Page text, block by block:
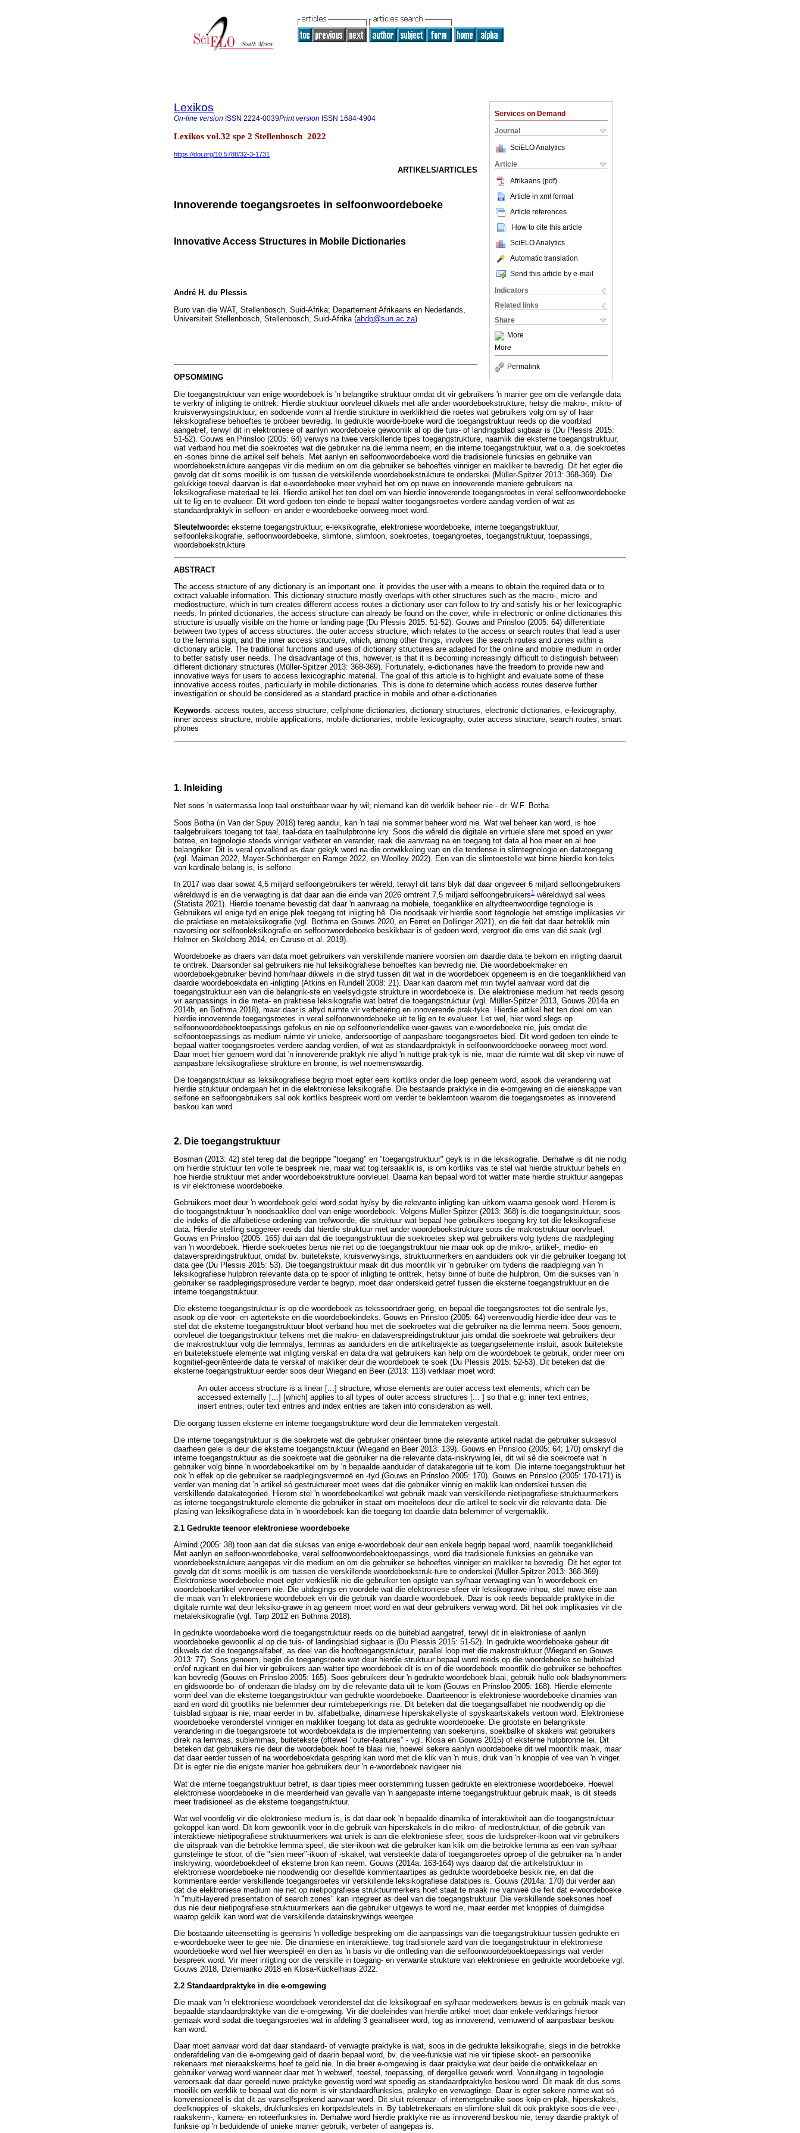
Services on Demand
Journal
SciELO Analytics
Article
Afrikaans (pdf)
Article in xml format
Article references
How to cite this article
SciELO Analytics
Automatic translation
Send this article by e-mail
Indicators
Related links
Share
More
More
Permalink
Lexikos
On-line version ISSN 2224-0039Print version ISSN 1684-4904
Lexikos vol.32 spe 2 Stellenbosch 2022
https://doi.org/10.5788/32-3-1731
ARTIKELS/ARTICLES
Innoverende toegangsroetes in selfoonwoordeboeke
Innovative Access Structures in Mobile Dictionaries
André H. du Plessis
Buro van die WAT, Stellenbosch, Suid-Afrika; Departement Afrikaans en Nederlands,
Universiteit Stellenbosch, Stellenbosch, Suid-Afrika (ahdp@sun.ac.za)
OPSOMMING
Die toegangstruktuur van enige woordeboek is 'n belangrike struktuur omdat dit vir gebruikers 'n manier gee om die verlangde data
te verkry of inligting te onttrek. Hierdie struktuur oorvleuel dikwels met alle ander woordeboekstrukture, hetsy die makro-, mikro- of
kruisverwysingstruktuur, en sodoende vorm al hierdie strukture in werklikheid die roetes wat gebruikers volg om sy of haar
leksikografiese behoeftes te probeer bevredig. In gedrukte woorde-boeke word die toegangstruktuur reeds op die voorblad
aangetref, terwyl dit in elektroniese of aanlyn woordeboeke gewoonlik al op die tuis- of landingsblad sigbaar is (Du Plessis 2015:
51-52). Gouws en Prinsloo (2005: 64) verwys na twee verskillende tipes toegangstrukture, naamlik die eksterne toegangstruktuur,
wat verband hou met die soekroetes wat die gebruiker na die lemma neem, en die interne toegangstruktuur, wat o.a. die soekroetes
en -sones binne die artikel self behels. Met aanlyn en selfoonwoordeboeke word die tradisionele funksies en gebruike van
woordeboekstrukture aangepas vir die medium en om die gebruiker se behoeftes vinniger en makliker te bevredig. Dit het egter die
gevolg dat dit soms moeilik is om tussen die verskillende woordeboekstrukture te onderskei (Müller-Spitzer 2013: 368-369). Die
gelukkige toeval daarvan is dat e-woordeboeke meer vryheid het om op nuwe en innoverende maniere gebruikers na
leksikografiese materiaal te lei. Hierdie artikel het ten doel om van hierdie innoverende toegangsroetes in veral selfoonwoordeboeke
uit te lig en te evalueer. Dit word gedoen ten einde te bepaal watter toegangsroetes verdere aandag verdien of wat as
standaardpraktyk in selfoon- en ander e-woordeboeke oorweeg moet word.
Sleutelwoorde: eksterne toegangstruktuur, e-leksikografie, elektroniese woordeboeke, interne toegangstruktuur,
selfoonleksikografie, selfoonwoordeboeke, slimfone, slimfoon, soekroetes, toegangroetes, toegangstruktuur, toepassings,
woordeboekstrukture
ABSTRACT
The access structure of any dictionary is an important one. it provides the user with a means to obtain the required data or to
extract valuable information. This dictionary structure mostly overlaps with other structures such as the macro-, micro- and
mediostructure, which in turn creates different access routes a dictionary user can follow to try and satisfy his or her lexicographic
needs. In printed dictionaries, the access structure can already be found on the cover, while in electronic or online dictionaries this
structure is usually visible on the home or landing page (Du Plessis 2015: 51-52). Gouws and Prinsloo (2005: 64) differentiate
between two types of access structures: the outer access structure, which relates to the access or search routes that lead a user
to the lemma sign, and the inner access structure, which, among other things, involves the search routes and zones within a
dictionary article. The traditional functions and uses of dictionary structures are adapted for the online and mobile medium in order
to better satisfy user needs. The disadvantage of this, however, is that it is becoming increasingly difficult to distinguish between
different dictionary structures (Müller-Spitzer 2013: 368-369). Fortunately, e-dictionaries have the freedom to provide new and
innovative ways for users to access lexicographic material. The goal of this article is to highlight and evaluate some of these
innovative access routes, particularly in mobile dictionaries. This is done to determine which access routes deserve further
investigation or should be considered as a standard practice in mobile and other e-dictionaries.
Keywords: access routes, access structure, cellphone dictionaries, dictionary structures, electronic dictionaries, e-lexicography,
inner access structure, mobile applications, mobile dictionaries, mobile lexicography, outer access structure, search routes, smart
phones
1. Inleiding
Net soos 'n watermassa loop taal onstuitbaar waar hy wil; niemand kan dit werklik beheer nie - dr. W.F. Botha.
Soos Botha (in Van der Spuy 2018) tereg aandui, kan 'n taal nie sommer beheer word nie. Wat wel beheer kan word, is hoe
taalgebruikers toegang tot taal, taal-data en taalhulpbronne kry. Soos die wêreld die digitale en virtuele sfere met spoed en ywer
betree, en tegnologie steeds vinniger verbeter en verander, raak die aanvraag na en toegang tot data al hoe meer en al hoe
belangriker. Dit is veral opvallend as daar gekyk word na die ontwikkeling van en die tendense in slimtegnologie en datatoegang
(vgl. Maiman 2022, Mayer-Schönberger en Ramge 2022, en Woolley 2022). Een van die slimtoestelle wat binne hierdie kon-teks
van kardinale belang is, is selfone.
In 2017 was daar sowat 4,5 miljard selfoongebruikers ter wêreld, terwyl dit tans blyk dat daar ongeveer 6 miljard selfoongebruikers
wêreldwyd is en die verwagting is dat daar aan die einde van 2026 omtrent 7,5 miljard selfoongebruikers1 wêreldwyd sal wees
(Statista 2021). Hierdie toename bevestig dat daar 'n aanvraag na mobiele, toeganklike en altydteenwoordige tegnologie is.
Gebruikers wil enige tyd en enige plek toegang tot inligting hê. Die noodsaak vir hierdie soort tegnologie het ernstige implikasies vir
die praktiese en metaleksikografie (vgl. Bothma en Gouws 2020, en Ferret en Dollinger 2021), en die feit dat daar betreklik min
navorsing oor selfoonleksikografie en selfoonwoordeboeke beskikbaar is of gedoen word, vergroot die erns van dié saak (vgl.
Holmer en Sköldberg 2014, en Caruso et al. 2019).
Woordeboeke as draers van data moet gebruikers van verskillende maniere voorsien om daardie data te bekom en inligting daaruit
te onttrek. Daarsonder sal gebruikers nie hul leksikografiese behoeftes kan bevredig nie. Die woordeboekmaker en
woordeboekgebruiker bevind hom/haar dikwels in die stryd tussen dit wat in die woordeboek opgeneem is en die toeganklikheid van
daardie woordeboekdata en -inligting (Atkins en Rundell 2008: 21). Daar kan daarom met min twyfel aanvaar word dat die
toegangstruktuur een van die belangrik-ste en veelsydigste strukture in woordeboeke is. Die elektroniese medium het reeds gesorg
vir aanpassings in die meta- en praktiese leksikografie wat betref die toegangstruktuur (vgl. Müller-Spitzer 2013, Gouws 2014a en
2014b, en Bothma 2018), maar daar is altyd ruimte vir verbetering en innoverende prak-tyke. Hierdie artikel het ten doel om van
hierdie innoverende toegangsroetes in veral selfoonwoordeboeke uit te lig en te evalueer. Let wel, hier word slegs op
selfoonwoordeboektoepassings gefokus en nie op selfoonvriendelike weer-gawes van e-woordeboeke nie, juis omdat die
selfoontoepassings as medium ruimte vir unieke, andersoortige of aanpasbare toegangsroetes bied. Dit word gedoen ten einde te
bepaal watter toegangsroetes verdere aandag verdien, of wat as standaardpraktyk in selfoonwoordeboeke oorweeg moet word.
Daar moet hier genoem word dat 'n innoverende praktyk nie altyd 'n nuttige prak-tyk is nie, maar die ruimte wat dit skep vir nuwe of
aanpasbare leksikografiese strukture en bronne, is wel noemenswaardig.
Die toegangstruktuur as leksikografiese begrip moet egter eers kortliks onder die loep geneem word, asook die verandering wat
hierdie struktuur ondergaan het in die elektroniese leksikografie. Die bestaande praktyke in die e-omgewing en die eienskappe van
selfone en selfoongebruikers sal ook kortliks bespreek word om verder te beklemtoon waarom die toegangsroetes as innoverend
beskou kan word.
2. Die toegangstruktuur
Bosman (2013: 42) stel tereg dat die begrippe "toegang" en "toegangstruktuur" geyk is in die leksikografie. Derhalwe is dit nie nodig
om hierdie struktuur ten volle te bespreek nie, maar wat tog tersaaklik is, is om kortliks vas te stel wat hierdie struktuur behels en
hoe hierdie struktuur met ander woordeboekstrukture oorvleuel. Daarna kan bepaal word tot watter mate hierdie struktuur aangepas
is vir elektroniese woordeboeke.
Gebruikers moet deur 'n woordeboek gelei word sodat hy/sy by die relevante inligting kan uitkom waarna gesoek word. Hierom is
die toegangstruktuur 'n noodsaaklike deel van enige woordeboek. Volgens Müller-Spitzer (2013: 368) is die toegangstruktuur, soos
die indeks of die alfabetiese ordening van trefwoorde, die struktuur wat bepaal hoe gebruikers toegang kry tot die leksikografiese
data. Hierdie stelling suggereer reeds dat hierdie struktuur met ander woordeboekstrukture soos die makrostruktuur oorvleuel.
Gouws en Prinsloo (2005: 165) dui aan dat die toegangstruktuur die soekroetes skep wat gebruikers volg tydens die raadpleging
van 'n woordeboek. Hierdie soekroetes berus nie net op die toegangstruktuur nie maar ook op die mikro-, artikel-, medio- en
dataverspreidingstruktuur, omdat bv. buitetekste, kruisverwysings, struktuurmerkers en aanduiders ook vir die gebruiker toegang tot
data gee (Du Plessis 2015: 53). Die toegangstruktuur maak dit dus moontlik vir 'n gebruiker om tydens die raadpleging van 'n
leksikografiese hulpbron relevante data op te spoor of inligting te onttrek, hetsy binne of buite die hulpbron. Om die sukses van 'n
gebruiker se raadplegingsprosedure verder te begryp, moet daar onderskeid getref tussen die eksterne toegangstruktuur en die
interne toegangstruktuur.
Die eksterne toegangstruktuur is op die woordeboek as tekssoortdraer gerig, en bepaal die toegangsroetes tot die sentrale lys,
asook op die voor- en agtertekste en die woordeboekindeks. Gouws en Prinsloo (2005: 64) vereenvoudig hierdie idee deur vas te
stel dat die eksterne toegangstruktuur bloot verband hou met die soekroetes wat die gebruiker na die lemma neem. Soos genoem,
oorvleuel die toegangstruktuur telkens met die makro- en dataverspreidingstruktuur juis omdat die soekroete wat gebruikers deur
die makrostruktuur volg die lemmalys, lemmas as aanduiders en die artikeltrajekte as toegangselemente insluit, asook buitetekste
en buitetekstuele elemente wat inligting verskaf en data dra wat gebruikers kan help om die woordeboek te gebruik, onder meer om
kognitief-georiënteerde data te verskaf of makliker deur die woordeboek te soek (Du Plessis 2015: 52-53). Dit beteken dat die
eksterne toegangstruktuur eerder soos deur Wiegand en Beer (2013: 113) verklaar moet word:
An outer access structure is a linear [...] structure, whose elements are outer access text elements, which can be
accessed externally [...] [which] applies to all types of outer access structures [... ] so that e.g. inner text entries,
insert entries, outer text entries and index entries are taken into consideration as well.
Die oorgang tussen eksterne en interne toegangstrukture word deur die lemmateken vergestalt.
Die interne toegangstruktuur is die soekroete wat die gebruiker oriënteer binne die relevante artikel nadat die gebruiker suksesvol
daarheen gelei is deur die eksterne toegangstruktuur (Wiegand en Beer 2013: 139). Gouws en Prinsloo (2005: 64; 170) omskryf die
interne toegangstruktuur as die soekroete wat die gebruiker na die relevante data-inskrywing lei, dit wil sê die soekroete wat 'n
gebruiker volg binne 'n woordeboekartikel om by 'n bepaalde aanduider of datakategorie uit te kom. Die interne toegangstruktuur het
ook 'n effek op die gebruiker se raadplegingsvermoë en -tyd (Gouws en Prinsloo 2005: 170). Gouws en Prinsloo (2005: 170-171) is
verder van mening dat 'n artikel só gestruktureer moet wees dat die gebruiker vinnig en maklik kan onderskei tussen die
verskillende datakategorieë. Hierom stel 'n woordeboekartikel wat gebruik maak van verskillende nietipografiese struktuurmerkers
as interne toegangstrukturele elemente die gebruiker in staat om moeiteloos deur die artikel te soek vir die relevante data. Die
plasing van leksikografiese data in 'n woordeboek kan die toegang tot daardie data belemmer of vergemaklik.
2.1 Gedrukte teenoor elektroniese woordeboeke
Almind (2005: 38) toon aan dat die sukses van enige e-woordeboek deur een enkele begrip bepaal word, naamlik toeganklikheid.
Met aanlyn en selfoon-woordeboeke, veral selfoonwoordeboektoepassings, word die tradisionele funksies en gebruike van
woordeboekstrukture aangepas vir die medium en om die gebruiker se behoeftes vinniger en makliker te bevredig. Dit het egter tot
gevolg dat dit soms moeilik is om tussen die verskillende woordeboekstruk-ture te onderskei (Müller-Spitzer 2013: 368-369).
Elektroniese woordeboeke moet egter verkieslik nie die gebruiker ten opsigte van sy/haar verwagting van 'n woordeboek en
woordeboekartikel vervreem nie. Die uitdagings en voordele wat die elektroniese sfeer vir leksikograwe inhou, stel nuwe eise aan
die maak van 'n elektroniese woordeboek en vir die gebruik van daardie woordeboek. Daar is ook reeds bepaalde praktyke in die
digitale ruimte wat deur leksiko-grawe in ag geneem moet word en wat deur gebruikers verwag word. Dit het ook implikasies vir die
metaleksikografie (vgl. Tarp 2012 en Bothma 2018).
In gedrukte woordeboeke word die toegangstruktuur reeds op die buiteblad aangetref, terwyl dit in elektroniese of aanlyn
woordeboeke gewoonlik al op die tuis- of landingsblad sigbaar is (Du Plessis 2015: 51-52). In gedrukte woordeboeke gebeur dit
dikwels dat die toegangsalfabet, as deel van die hooftoegangstruktuur, parallel loop met die makrostruktuur (Wiegand en Gouws
2013: 77). Soos genoem, begin die toegangsroete wat deur hierdie struktuur bepaal word reeds op die woordeboeke se buiteblad
en/of rugkant en dui hier vir gebruikers aan watter tipe woordeboek dit is en of die woordeboek moontlik die gebruiker se behoeftes
kan bevredig (Gouws en Prinsloo 2005: 165). Soos gebruikers deur 'n gedrukte woordeboek blaai, gebruik hulle ook bladsynommers
en gidswoorde bo- of onderaan die bladsy om by die relevante data uit te kom (Gouws en Prinsloo 2005: 168). Hierdie elemente
vorm deel van die eksterne toegangstruktuur van gedrukte woordeboeke. Daarteenoor is elektroniese woordeboeke dinamies van
aard en word dit grootliks nie belemmer deur ruimtebeperkings nie. Dit beteken dat die toegangsalfabet nie noodwendig op die
tuisblad sigbaar is nie, maar eerder in bv. alfabetbalke, dinamiese hiperskakellyste of spyskaartskakels vertoon word. Elektroniese
woordeboeke veronderstel vinniger en makliker toegang tot data as gedrukte woordeboeke. Die grootste en belangrikste
verandering in die toegangsroete tot woordeboekdata is die implementering van soekenjins, soekbalke of skakels wat gebruikers
direk na lemmas, sublemmas, buitetekste (oftewel "outer-features" - vgl. Klosa en Gouws 2015) of eksterne hulpbronne lei. Dit
beteken dat gebruikers nie deur die woordeboek hoef te blaai nie, hoewel sekere aanlyn woordeboeke dit wel moontlik maak, maar
dat daar eerder tussen of na woordeboekdata gespring kan word met die klik van 'n muis, druk van 'n knoppie of vee van 'n vinger.
Dit is egter nie die enigste manier hoe gebruikers deur 'n e-woordeboek navigeer nie.
Wat die interne toegangstruktuur betref, is daar tipies meer oorstemming tussen gedrukte en elektroniese woordeboeke. Hoewel
elektroniese woordeboeke in die meerderheid van gevalle van 'n aangepaste interne toegangstruktuur gebruik maak, is dit steeds
meer tradisioneel as die eksterne toegangstruktuur.
Wat wel voordelig vir die elektroniese medium is, is dat daar ook 'n bepaalde dinamika of interaktiwiteit aan die toegangstruktuur
gekoppel kan word. Dit kom gewoonlik voor in die gebruik van hiperskakels in die mikro- of mediostruktuur, of die gebruik van
interaktiewe nietipografiese struktuurmerkers wat uniek is aan die elektroniese sfeer, soos die luidspreker-ikoon wat vir gebruikers
die uitspraak van die betrokke lemma speel, die ster-ikoon wat die gebruiker kan klik om die betrokke lemma as een van sy/haar
gunstelinge te stoor, of die "sien meer"-ikoon of -skakel, wat versteekte data of toegangsroetes oproep of die gebruiker na 'n ander
inskrywing, woordeboekdeel of eksterne bron kan neem. Gouws (2014a: 163-164) wys daarop dat die artikelstruktuur in
elektroniese woordeboeke nie noodwendig oor dieselfde kommentaartipes as gedrukte woordeboeke beskik nie, en dat die
kommentare eerder verskillende toegangsroetes vir verskillende leksikografiese datatipes is. Gouws (2014a: 170) dui verder aan
dat die elektroniese medium nie net op nietipografiese struktuurmerkers hoef staat te maak nie vanweë die feit dat e-woordeboeke
'n "multi-layered presentation of search zones" kan integreer as deel van die toegangstruktuur. Die verskillende soeksones hoef
dus nie deur nietipografiese struktuurmerkers aan die gebruiker uitgewys te word nie, maar eerder met knoppies of duimgidse
waarop geklik kan word wat die verskillende datainskrywings weergee.
Die bostaande uiteensetting is geensins 'n volledige bespreking om die aanpassings van die toegangstruktuur tussen gedrukte en
e-woordeboeke weer te gee nie. Die dinamiese en interaktiewe, tog tradisionele aard van die toegangstruktuur in elektroniese
woordeboeke word wel hier weerspieël en dien as 'n basis vir die ontleding van die selfoonwoordeboektoepassings wat verder
bespreek word. Vir meer inligting oor die verskille in toegang- en verwante strukture van elektroniese en gedrukte woordeboeke vgl.
Gouws 2018, Dziemianko 2018 en Klosa-Kückelhaus 2022.
2.2 Standaardpraktyke in die e-omgewing
Die maak van 'n elektroniese woordeboek veronderstel dat die leksikograaf en sy/haar medewerkers bewus is en gebruik maak van
bepaalde standaardpraktyke van die e-omgewing. Vir die doeleindes van hierdie artikel moet daar enkele verklarings hieroor
gemaak word sodat die toegangsroetes wat in afdeling 3 geanaliseer word, tog as innoverend, vernuwend of aanpasbaar beskou
kan word.
Daar moet aanvaar word dat daar standaard- of verwagte praktyke is wat, soos in die gedrukte leksikografie, slegs in die betrokke
onderafdeling van die e-omgewing geld of daarin bepaal word, bv. die vee-funksie wat nie vir tipiese skoot- en persoonlike
rekenaars met nieraakskerms hoef te geld nie. In die breër e-omgewing is daar praktyke wat deur beide die ontwikkelaar en
gebruiker verwag word wanneer daar met 'n webwerf, toestel, toepassing, of dergelike gewerk word. Vooruitgang in tegnologie
veroorsaak dat daar gereeld nuwe praktyke gevestig word wat spoedig as standaardpraktyke beskou word. Dit maak dit dus soms
moeilik om werklik te bepaal wat die norm is vir standaardfunksies, praktyke en verwagtinge. Daar is egter sekere norme wat só
konvensioneel is dat dit as vanselfsprekend aanvaar word. Dit sluit rekenaar- of internetgebruike soos knip-en-plak, hiperskakels,
deelknoppies of -skakels, drukfunksies en kortpadsleutels in. By tabletrekenaars en slimfone sluit dit ook praktyke soos die vee-,
raakskerm-, kamera- en roteerfunksies in. Derhalwe word hierdie praktyke nie as innoverend beskou nie, tensy daardie praktyk of
funksie op 'n beduidende of unieke manier gebruik, verbeter of aangepas is.